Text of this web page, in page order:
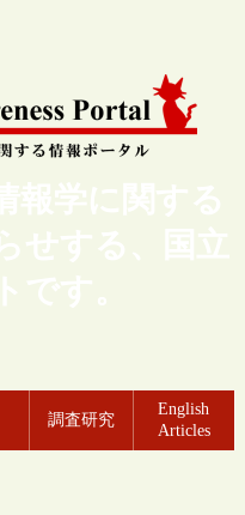
報学に関する
せする、国立
です。
調査研究
English
Articles